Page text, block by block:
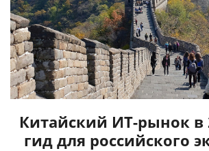
Китайский ИТ-рынок в
гид для российского